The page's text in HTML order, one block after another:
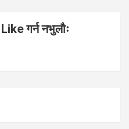
गर्न नभुलौः